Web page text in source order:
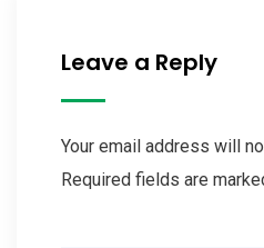
Leave a Reply
Your email address will
Required fields are